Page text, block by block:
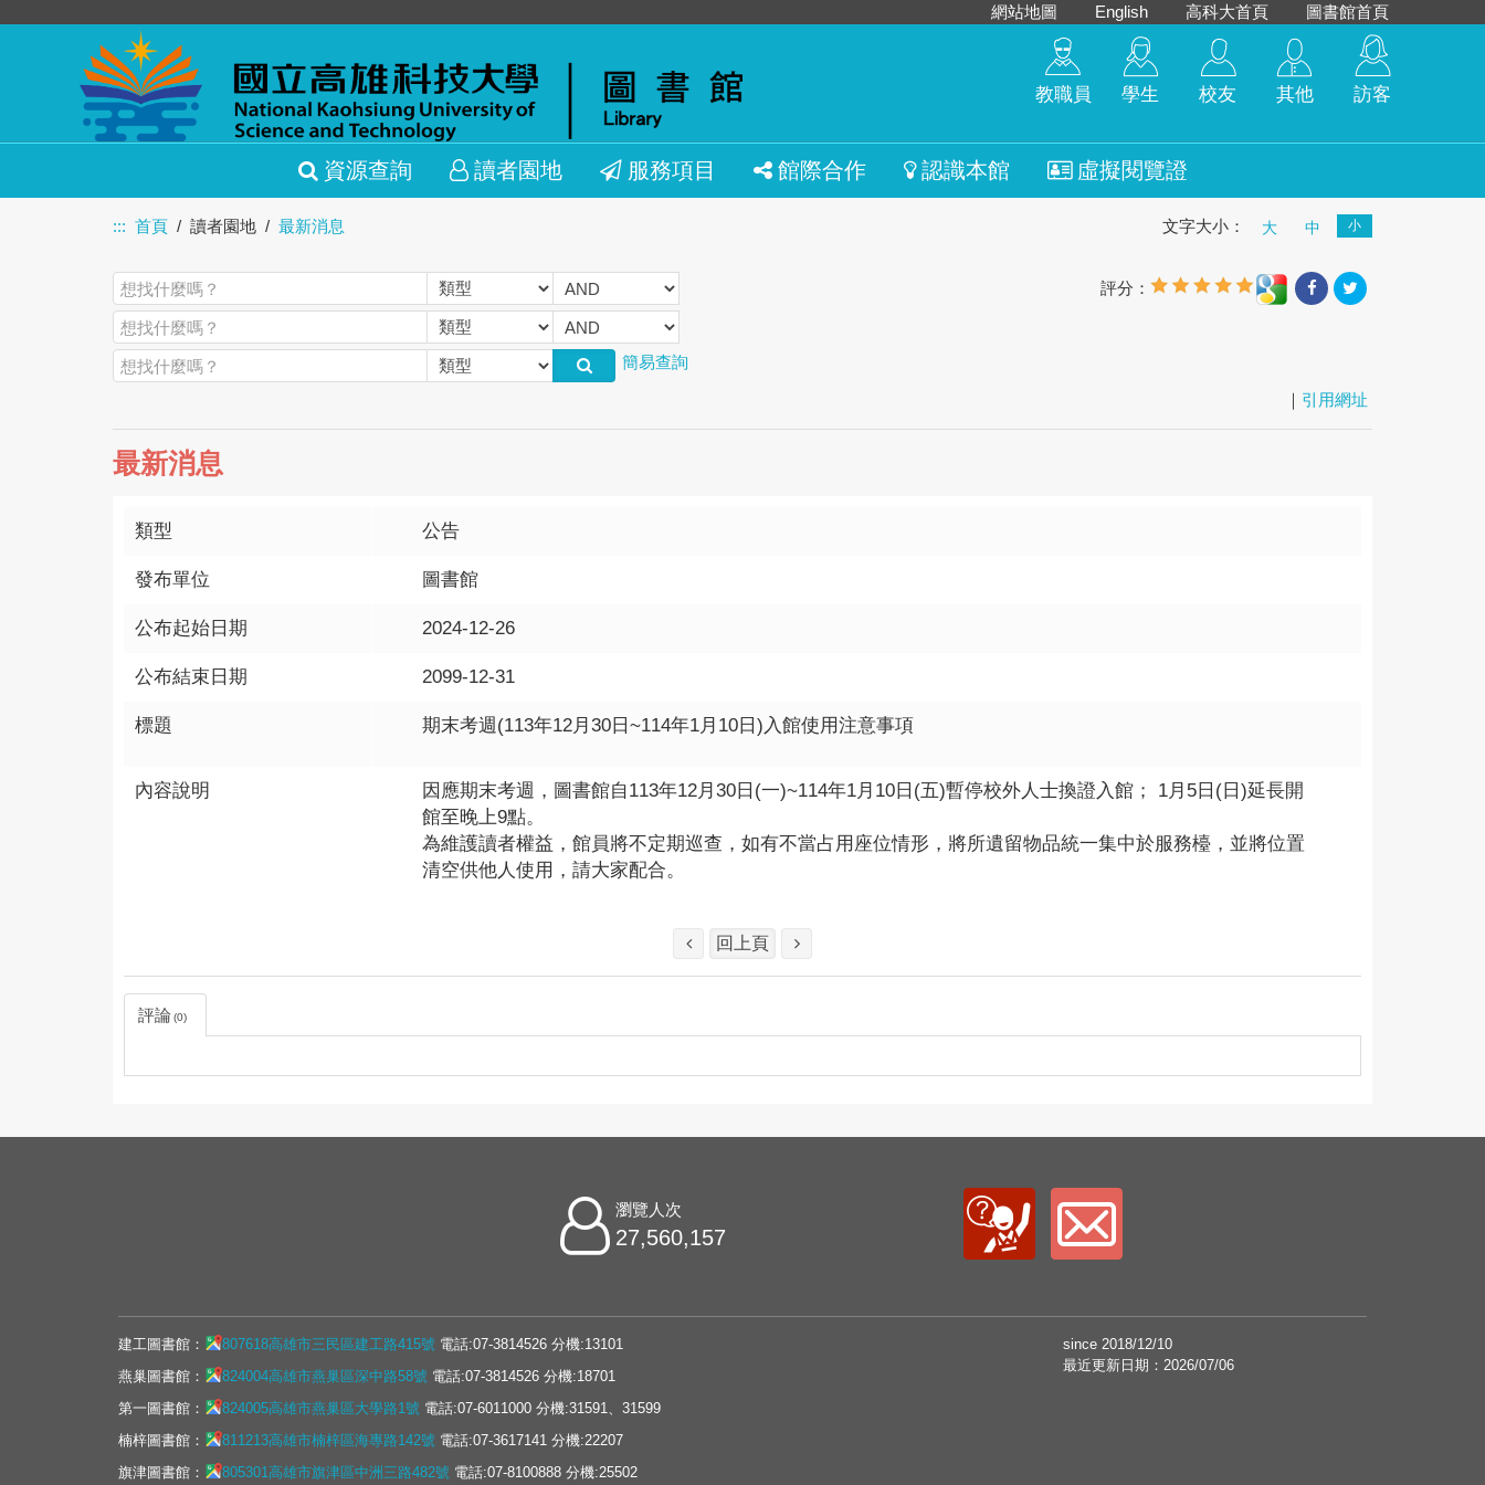
網站地圖 English 高科大首頁 圖書館首頁
教職員 學生 校友 其他 訪客
資源查詢 讀者園地 服務項目 館際合作 認識本館 虛擬閱覽證
::: 首頁 讀者園地 最新消息 文字大小： 大 中 小
簡易查詢
評分：
｜ 引用網址
最新消息
類型 公告
發布單位 圖書館
公布起始日期 2024-12-26
公布結束日期 2099-12-31
標題 期末考週(113年12月30日~114年1月10日)入館使用注意事項
內容說明
因應期末考週，圖書館自113年12月30日(一)~114年1月10日(五)暫停校外人士換證入館； 1月5日(日)延長開
館至晚上9點。
為維護讀者權益，館員將不定期巡查，如有不當占用座位情形，將所遺留物品統一集中於服務檯，並將位置
清空供他人使用，請大家配合。
回上頁
評論 0
瀏覽人次
27,560,157
建工圖書館： 807618高雄市三民區建工路415號 電話:07-3814526 分機:13101
燕巢圖書館：
824004高雄市燕巢區深中路58號 電話:07-3814526 分機:18701
第一圖書館：
824005高雄市燕巢區大學路1號 電話:07-6011000 分機:31591、31599
楠梓圖書館：
811213高雄市楠梓區海專路142號 電話:07-3617141 分機:22207
旗津圖書館：
805301高雄市旗津區中洲三路482號 電話:07-8100888 分機:25502
since 2018/12/10
最近更新日期：2026/07/06